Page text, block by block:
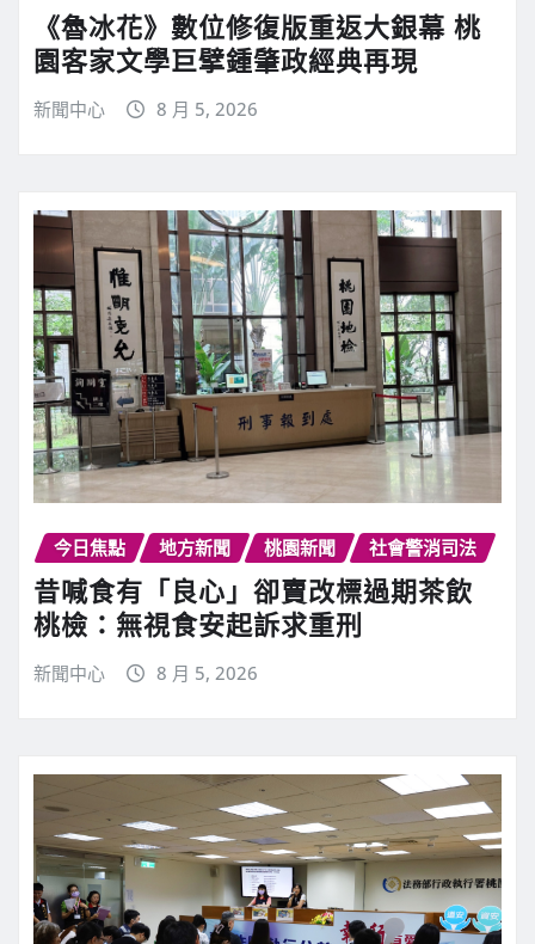
《魯冰花》數位修復版重返大銀幕 桃
園客家文學巨擘鍾肇政經典再現
新聞中心 8 月 5, 2026
今日焦點 地方新聞 桃園新聞 社會警消司法
昔喊食有「良心」卻賣改標過期茶飲
桃檢：無視食安起訴求重刑
新聞中心 8 月 5, 2026